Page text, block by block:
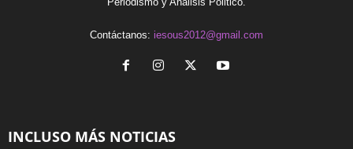
Contáctanos: iesous2012@gmail.com
INCLUSO MÁS NOTICIAS